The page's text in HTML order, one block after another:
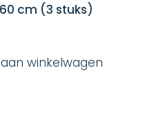
cm (3 stuks)
winkelwagen